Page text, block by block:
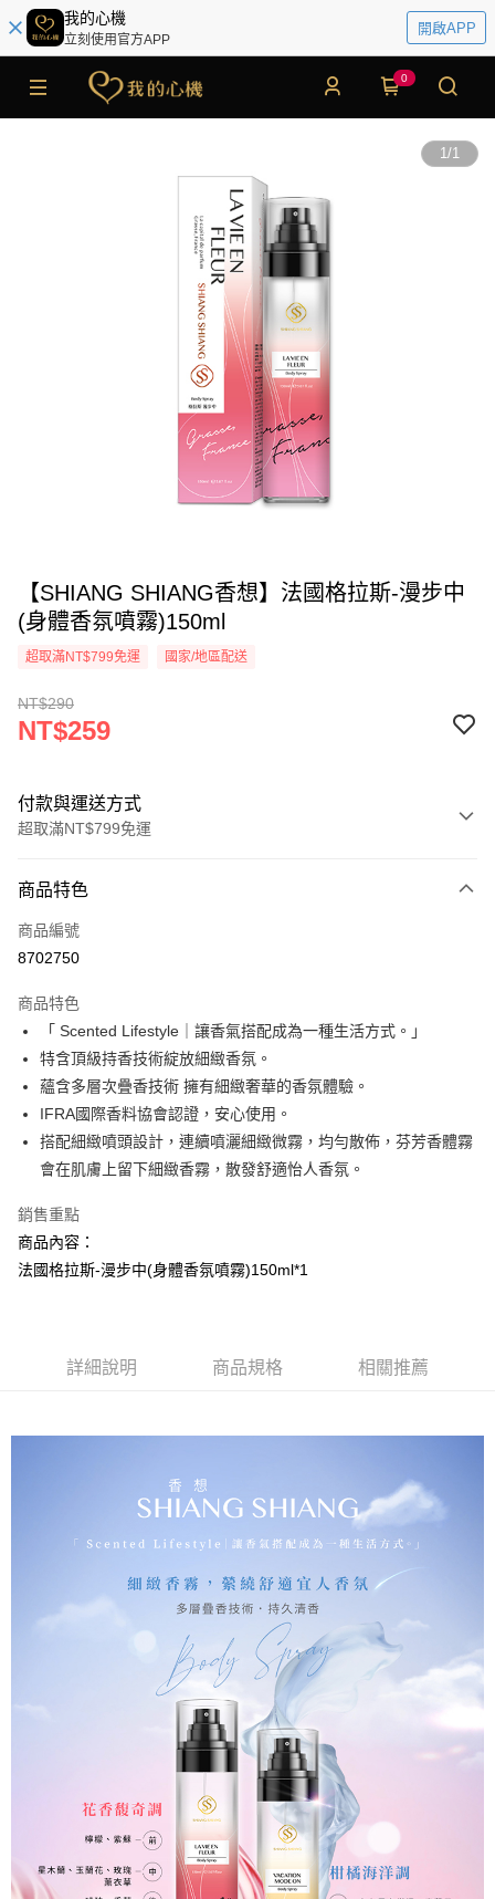
我的心機
立刻使用官方APP
開啟APP
0
1/1
【SHIANG SHIANG香想】法國格拉斯-漫步中
(身體香氛噴霧)150ml
超取滿NT$799免運 國家/地區配送
NT$290
NT$259
付款與運送方式
超取滿NT$799免運
信用卡一次付款
超商取貨付款
Apple Pay
街口支付
悠遊付
AFTEE先享後付
相關說明
AFTEE先享後付是「在收到商品之後才付款」的支付方式。 讓您購物簡單
便利好安心！
１．簡單：不需註冊會員、不需綁卡、不需儲值。
２．便利：只要手機號碼，簡訊認證，即可結帳。
１．於結帳方式選擇「AFTEE先享後付」後，將跳轉至「AFTEE先享後付」
結帳頁面，進行簡訊認證並確認金額後，即可完成結帳。
ATM／網路銀行／等多元方式進行付款，方視為交易完成。
購買商品的店家。未經商家同意取消之訂單仍視為有效，需透過AFTEE先享
後付繳納相關費用。
※ 交易是否成功請以「AFTEE先享後付 」之結帳頁面顯示為準，若有關於
是否繳費成功／繳費後需取消欲退款等相關疑問，請聯繫「AFTEE先享後付
【注意事項】
１．透過由恩沛科技股份有限公司提供之「AFTEE先享後付」服務完成之交
易，需依本服務之必要範圍內提供個人資料，並將交易相關給付款項請求債
權轉讓予恩沛科技股份有限公司。
２．關於個人資料處理事宜，請瀏覽以下網址：
https://aftee.tw/terms/#terms3
３．未成年的使用者請事先徵得法定代理人或監護人之同意方可使用
「AFTEE先享後付」，若未經同意申辦者引起之損失，本公司不負相關責
４．使用「AFTEE先享後付」時，將依據個別帳號之用戶狀況，依本公司即
時審查核予不同之上限額度；若仍有額度不足之情形，本公司將視審查結果
請求用戶進行身份認證。
５．嚴禁一人註冊多個帳號或使用他人資訊註冊。若發現惡意使用之情形，
恩沛科技股份有限公司將有權停止該用戶之使用額度並採取法律行動。
全家取貨付款
每筆NT$100，滿NT$799(含以上)免運費
每筆NT$100，滿NT$1,000(含以上)免運費
查看運費
商品特色
商品編號
8702750
商品特色
「 Scented Lifestyle｜讓香氣搭配成為一種生活方式。」
特含頂級持香技術綻放細緻香氛。
蘊含多層次疊香技術 擁有細緻奢華的香氛體驗。
IFRA國際香料協會認證，安心使用。
搭配細緻噴頭設計，連續噴灑細緻微霧，均勻散佈，芬芳香體霧
會在肌膚上留下細緻香霧，散發舒適怡人香氛。
銷售重點
商品內容：
法國格拉斯-漫步中(身體香氛噴霧)150ml*1
詳細說明 商品規格 相關推薦